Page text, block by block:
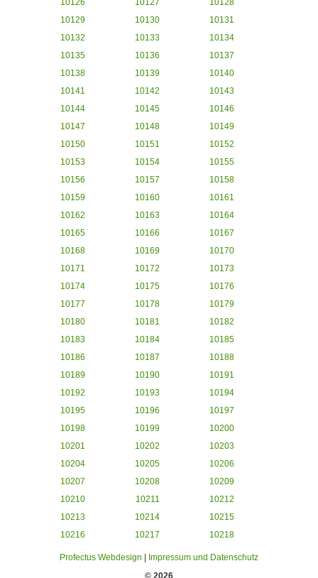
10126
10127
10128
10129
10130
10131
10132
10133
10134
10135
10136
10137
10138
10139
10140
10141
10142
10143
10144
10145
10146
10147
10148
10149
10150
10151
10152
10153
10154
10155
10156
10157
10158
10159
10160
10161
10162
10163
10164
10165
10166
10167
10168
10169
10170
10171
10172
10173
10174
10175
10176
10177
10178
10179
10180
10181
10182
10183
10184
10185
10186
10187
10188
10189
10190
10191
10192
10193
10194
10195
10196
10197
10198
10199
10200
10201
10202
10203
10204
10205
10206
10207
10208
10209
10210
10211
10212
10213
10214
10215
10216
10217 10218
Profectus Webdesign
Impressum und Datenschutz